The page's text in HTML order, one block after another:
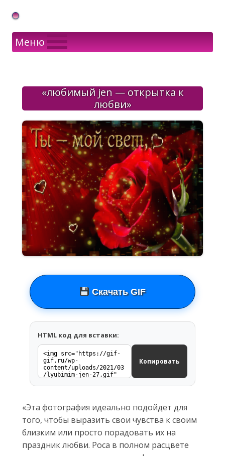
Gif Открытки в подарок
Меню
«любимый jen — открытка к
любви»
Скачать GIF
HTML код для вставки:
Копировать
«Эта фотография идеально подойдет для
того, чтобы выразить свои чувства к своим
близким или просто порадовать их на
праздник любви. Роса в полном расцвете